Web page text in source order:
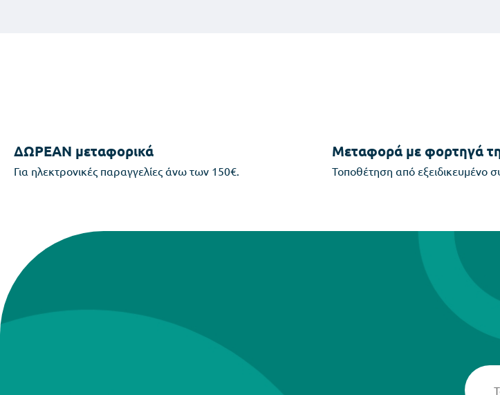
ΔΩΡΕΑΝ μεταφορικά
Για ηλεκτρονικές παραγγελίες άνω των 150€.
Μεταφορά με φορτηγά
Τοποθέτηση από εξειδικευμένο